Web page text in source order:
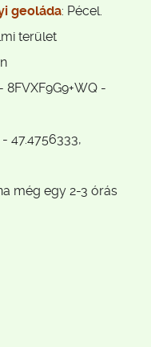
geoláda: Pécel.
terület
-
- 47.4756333,
még egy 2-3 órás